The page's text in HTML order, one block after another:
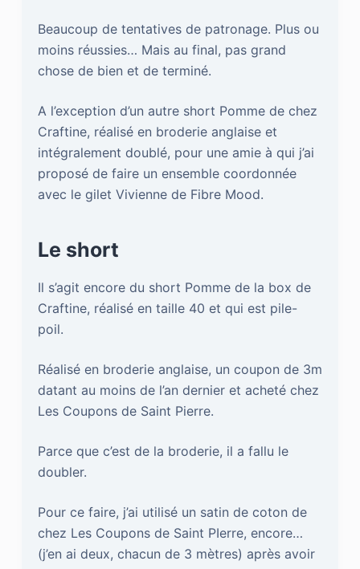
Beaucoup de tentatives de patronage. Plus ou
moins réussies… Mais au final, pas grand
chose de bien et de terminé.
A l’exception d’un autre short Pomme de chez
Craftine, réalisé en broderie anglaise et
intégralement doublé, pour une amie à qui j’ai
proposé de faire un ensemble coordonnée
avec le gilet Vivienne de Fibre Mood.
Le short
Il s’agit encore du short Pomme de la box de
Craftine, réalisé en taille 40 et qui est pile-
poil.
Réalisé en broderie anglaise, un coupon de 3m
datant au moins de l’an dernier et acheté chez
Les Coupons de Saint Pierre.
Parce que c’est de la broderie, il a fallu le
doubler.
Pour ce faire, j’ai utilisé un satin de coton de
chez Les Coupons de Saint PIerre, encore…
(j’en ai deux, chacun de 3 mètres) après avoir